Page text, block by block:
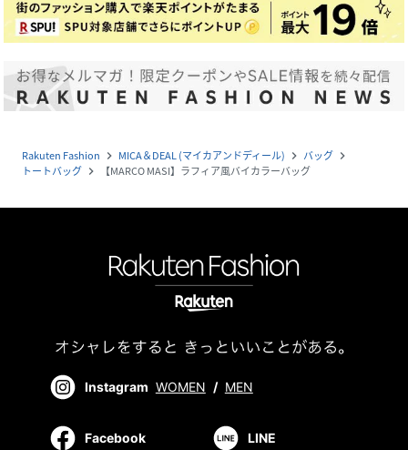
Rakuten Fashion navigate_next MICA＆DEAL (マイカアンドディール) navigate_next バッグ navigate_next
トートバッグ navigate_next 【MARCO MASI】ラフィア風バイカラーバッグ
Instagram WOMEN / MEN
Facebook LINE